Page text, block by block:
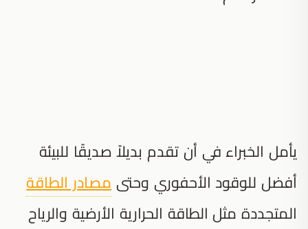
يأمل الخبراء في أن تقدم بديلاً صديقًا للبيئة
أفضل للوقود الأحفوري وحتىمصادر الطاقة
المتجددة مثل الطاقة الحرارية الأرضية والرياح